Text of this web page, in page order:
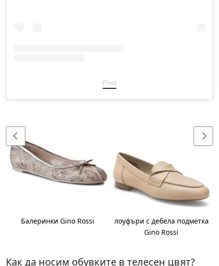
Post
Балеринки Gino Rossi
лоуфъри с дебела подметка
Gino Rossi
Как да носим обувките в телесен цвят?